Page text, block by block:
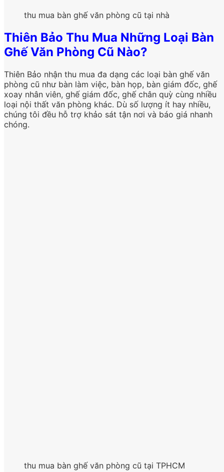
thu mua bàn ghế văn phòng cũ tại nhà
Thiên Bảo Thu Mua Những Loại Bàn
Ghế Văn Phòng Cũ Nào?
Thiên Bảo nhận thu mua đa dạng các loại bàn ghế văn
phòng cũ như bàn làm việc, bàn họp, bàn giám đốc, ghế
xoay nhân viên, ghế giám đốc, ghế chân quỳ cùng nhiều
loại nội thất văn phòng khác. Dù số lượng ít hay nhiều,
chúng tôi đều hỗ trợ khảo sát tận nơi và báo giá nhanh
chóng.
thu mua bàn ghế văn phòng cũ tại TPHCM